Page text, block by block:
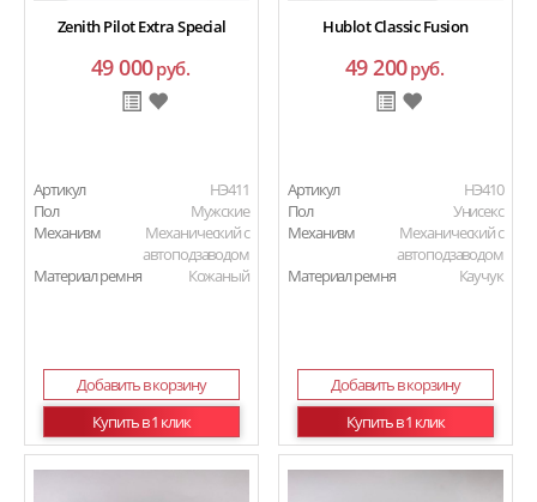
Zenith Pilot Extra Special
49 000руб.
Артикул
HЭ411
Пол
Мужские
Механизм
Механический с
автоподзаводом
Материал ремня
Кожаный
Добавить в корзину
Купить в 1 клик
Hublot Classic Fusion
49 200руб.
Артикул
HЭ410
Пол
Унисекс
Механизм
Механический с
автоподзаводом
Материал ремня
Каучук
Добавить в корзину
Купить в 1 клик